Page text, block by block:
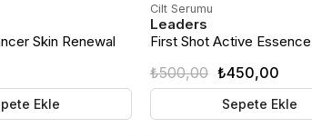
Skin Renewal
Maske
Ekle
Cilt Serumu
Leaders
First Shot Active Essence |
₺450,00
₺500,00
Sepete Ekle